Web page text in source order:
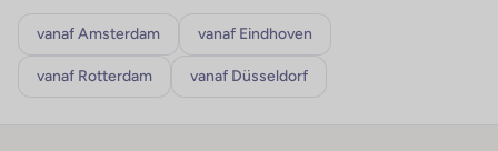
vanaf Amsterdam vanaf Eindhoven
vanaf Rotterdam vanaf Düsseldorf